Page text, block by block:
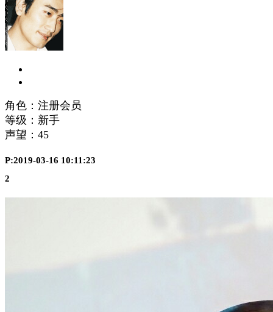
角色：注册会员
等级：新手
声望： 45
P:2019-03-16 10:11:23
2